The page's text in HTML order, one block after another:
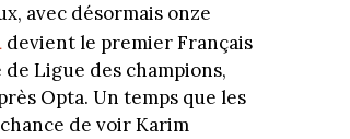
avec désormais onze
devient le premier Français
Ligue des champions,
Opta. Un temps que les
de voir Karim